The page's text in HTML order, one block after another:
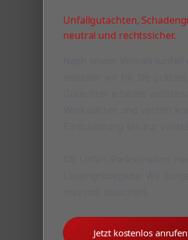
Unfallgutachten,
neutral und rechtssicher.
Jetzt kostenlos anrufen